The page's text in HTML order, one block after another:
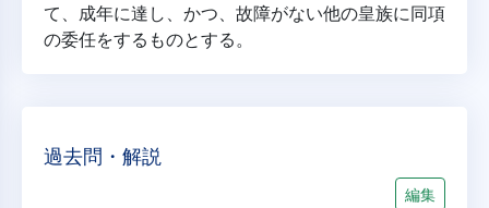
て、成年に達し、かつ、故障がない他の皇族に同項
の委任をするものとする。
過去問・解説
編集